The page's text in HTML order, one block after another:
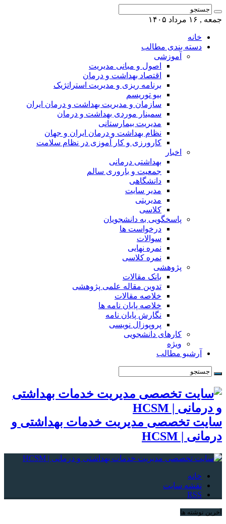
جمعه , ۱۶ مرداد ۱۴۰۵
خانه
دسته بندی مطالب
آموزشی
اصول و مبانی مدیریت
اقتصاد بهداشت و درمان
برنامه ریزی و مدیریت استراتژیک
بیو توریسم
سازمان و مدیریت بهداشت و درمان ایران
سمینار موردی بهداشت و درمان
مدیریت بیمارستانی
نظام بهداشت و درمان ایران و جهان
کارورزی و کار آموزی در نظام سلامت
اخبار
بهداشتی درمانی
جمعیت و باروری سالم
دانشگاهی
مدیر سایت
مدیریتی
کلاسی
پاسخگویی به دانشجویان
درخواست ها
سوالات
نمره نهایی
نمره کلاسی
پژوهشی
بانک مقالات
تدوین مقاله علمی پژوهشی
خلاصه مقالات
خلاصه پایان نامه ها
نگارش پایان نامه
پروپوزال نویسی
کارهای دانشجویی
ویژه
آرشیو مطالب
سایت تخصصی مدیریت خدمات بهداشتی و
درمانی | HCSM
خانه
نقشه سایت
RSS
آخرین نوشته ها